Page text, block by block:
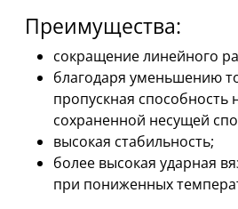
Преимущества:
сокращение линейного
благодаря уменьшению
пропускная способность
сохраненной несущей
высокая стабильность;
более высокая ударная
при пониженных